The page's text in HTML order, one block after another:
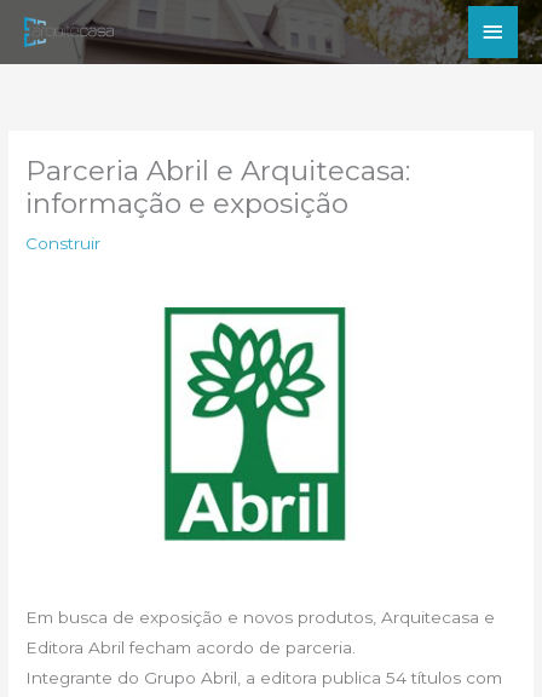
para
Parceria Abril e Arquitecasa:
informação e exposição
Construir
Em busca de exposição e novos produtos, Arquitecasa e
Editora Abril fecham acordo de parceria.
Integrante do Grupo Abril, a editora publica 54 títulos com